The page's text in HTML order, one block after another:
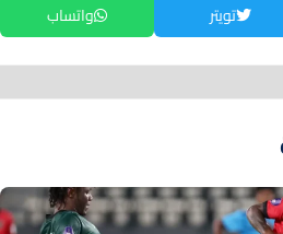
تويتر واتساب